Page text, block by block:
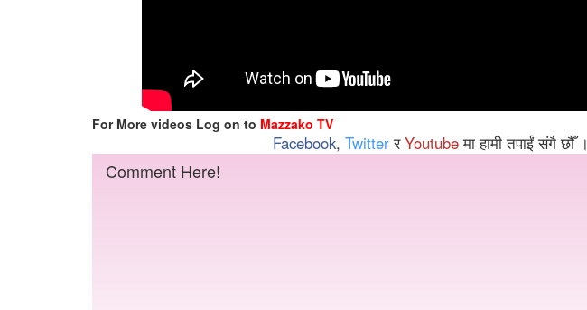
For More videos Log on to Mazzako TV
Facebook, TwitterरYoutubeमा हामी तपाईं संगै छौँ ।
Comment Here!